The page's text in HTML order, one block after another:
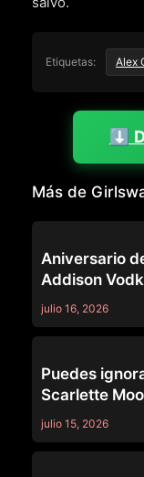
Etiquetas: Alex
⬇️
Más de
Aniversario
Addison
julio 16, 2026
Puedes
Scarlette
julio 15, 2026